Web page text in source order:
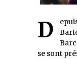
Depuis la démission de Josep Maria
se sont